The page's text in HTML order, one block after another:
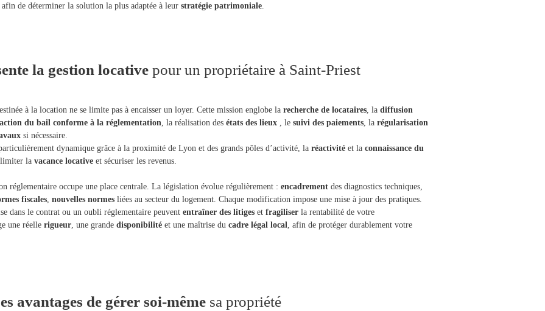
de déterminer la solution la plus adaptée à leur stratégie patrimoniale.
la gestion locativepour un propriétaire à Saint-Priest
à la location ne se limite pas à encaisser un loyer. Cette mission englobe la recherche de locataires, la diffusion
du bail conforme à la réglementation, la réalisation des états des lieux , le suivi des paiements, la régularisation
si nécessaire.
dynamique grâce à la proximité de Lyon et des grands pôles d’activité, la réactivité et la connaissance du
limiter la vacance locative et sécuriser les revenus.
réglementaire occupe une place centrale. La législation évolue régulièrement : encadrement des diagnostics techniques,
fiscales, nouvelles normes liées au secteur du logement. Chaque modification impose une mise à jour des pratiques.
dans le contrat ou un oubli réglementaire peuvent entraîner des litiges et fragiliser la rentabilité de votre
une réelle rigueur, une grande disponibilité et une maîtrise du cadre légal local, afin de protéger durablement votre
avantages de gérer soi-même sa propriété